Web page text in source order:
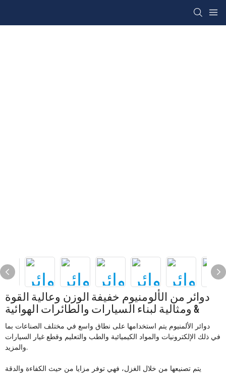
دوائر من الألومنيوم خفيفة الوزن وعالية القوة
ومثالية لبناء السيارات والطائرات الهوائية &
دوائر الألمنيوم يتم استخدامها على نطاق واسع في مختلف الصناعات بما
في ذلك الإلكترونيات والمواد الكيميائية والطب والتعليم وقطع غيار السيارات
والمزيد.
يتم تصنيعها من خلال الغزل، فهي توفر مزايا من حيث الكفاءة والدقة